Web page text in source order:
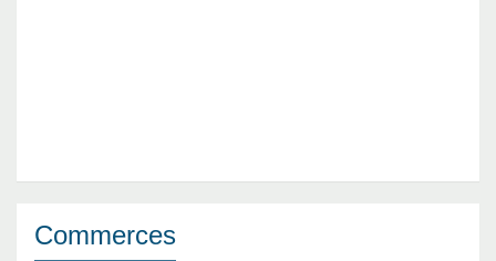
Commerces